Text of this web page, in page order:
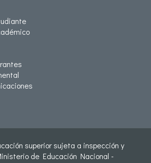
superior sujeta a inspección y
de Educación Nacional -